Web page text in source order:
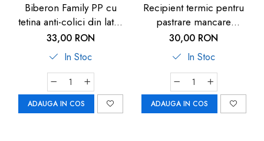
Biberon Family PP cu
tetina anti-colici din latex
natural, 250 ml, de la 6
luni, debit mediu (M), nip
35007
33,00 RON
In Stoc
ADAUGA IN COS
Recipient termic pentru
pastrare mancare
bebelusi U-Grow, 820 ml
30,00 RON
In Stoc
ADAUGA IN COS